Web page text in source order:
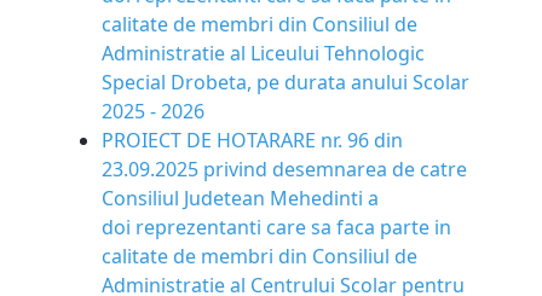
calitate de membri din Consiliul de
Administratie al Liceului Tehnologic
Special Drobeta, pe durata anului Scolar
2025 - 2026
PROIECT DE HOTARARE nr. 96 din
23.09.2025 privind desemnarea de catre
Consiliul Judetean Mehedinti a
doi reprezentanti care sa faca parte in
calitate de membri din Consiliul de
Administratie al Centrului Scolar pentru